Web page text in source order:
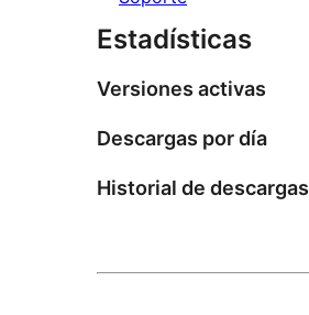
Estadísticas
Versiones activas
Descargas por día
Historial de descargas